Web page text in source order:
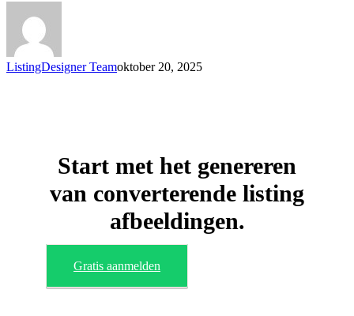
ListingDesigner Teamoktober 20, 2025
Start met het genereren
van converterende listing
afbeeldingen.
Gratis aanmelden